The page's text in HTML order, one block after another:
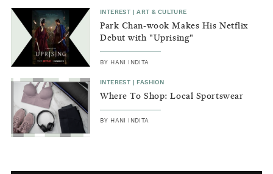
INTEREST |ART & CULTURE
Park Chan-wook Makes His Netflix
Debut with "Uprising"
BY HANI INDITA
INTEREST FASHION
Where To Shop: Local Sportswear
BY HANI INDITA